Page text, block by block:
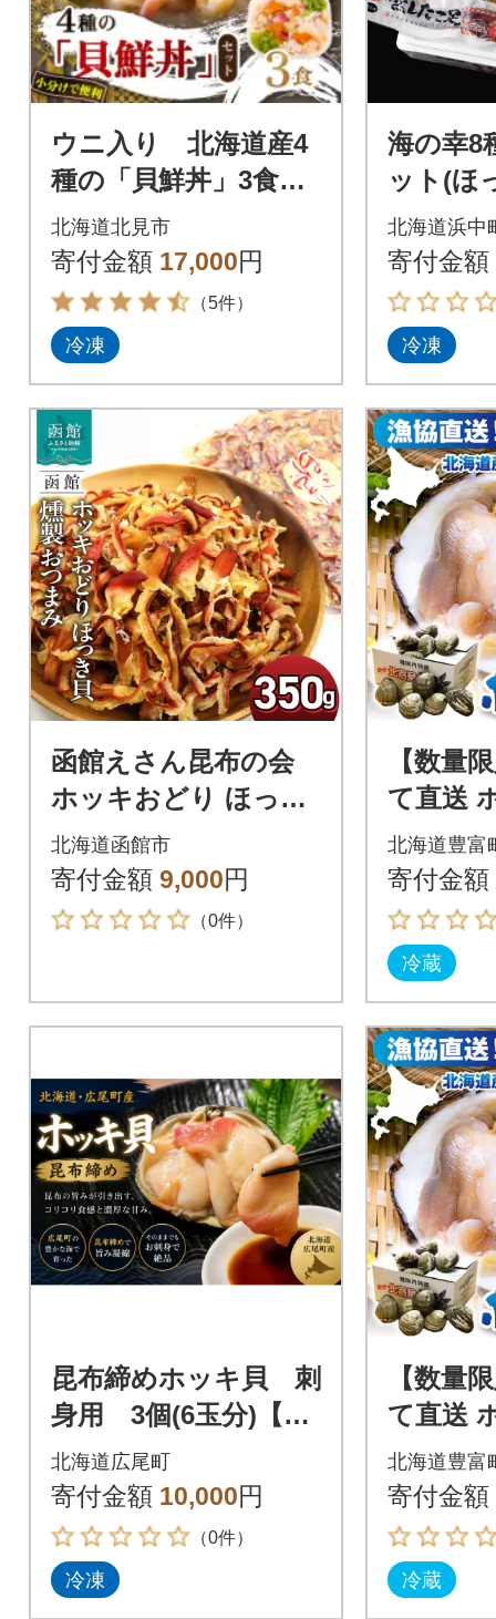
ウニ入り 北海道産4
種の「貝鮮丼」3食セ
ット【ホッキ貝、ツ
ブ貝、ホタテ、う
に】小分けで便利
北海道北見市
寄付金額 17,000円
（5件）
冷凍
海の幸8
ット(ほ
ま・時
こ・ほ
-115
北海道浜中
寄付金額
冷凍
函館えさん昆布の会
ホッキおどり ほっき
貝 燻製 おつまみ 350
g_HD122-018
北海道函館市
寄付金額 9,000円
（0件）
【数量
て直送
g
北海道豊富
寄付金額
冷蔵
昆布締めホッキ貝 刺
身用 3個(6玉分)【ホ
ッキ貝 北寄貝 刺
身 昆布締め 北海道
産】(0140)
北海道広尾町
寄付金額 10,000円
（0件）
冷凍
【数量
て直送
g
北海道豊富
寄付金額
冷蔵